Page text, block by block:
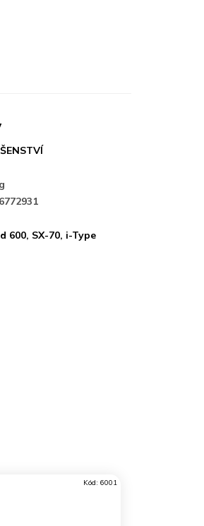
Kód: 6001
600, SX-70, i-Type